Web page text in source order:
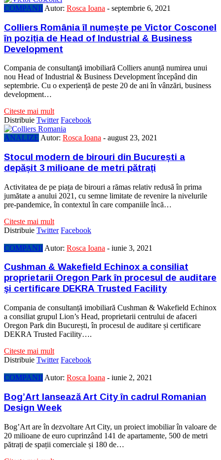
COMPANII Autor: Rosca Ioana - septembrie 6, 2021
Colliers România îl numește pe Victor Cosconel
în poziția de Head of Industrial & Business
Development
Compania de consultanţă imobiliară Colliers anunță numirea unui
nou Head of Industrial & Business Development începând din
septembrie. Cu o experiență de peste 20 de ani în vânzări, business
development…
Citeste mai mult
Distribuie Twitter Facebook
ANALIZE Autor: Rosca Ioana - august 23, 2021
Stocul modern de birouri din București a
depășit 3 milioane de metri pătrați
Activitatea de pe piața de birouri a rămas relativ redusă în prima
jumătate a anului 2021, cu semne limitate de revenire la nivelurile
pre-pandemice, în contextul în care companiile încă…
Citeste mai mult
Distribuie Twitter Facebook
COMPANII Autor: Rosca Ioana - iunie 3, 2021
Cushman & Wakefield Echinox a consiliat
proprietarii Oregon Park în procesul de auditare
şi certificare DEKRA Trusted Facility
Compania de consultanță imobiliară Cushman & Wakefield Echinox
a consiliat grupul Lion’s Head, proprietarii centrului de afaceri
Oregon Park din București, în procesul de auditare și certificare
DEKRA Trusted Facility….
Citeste mai mult
Distribuie Twitter Facebook
COMPANII Autor: Rosca Ioana - iunie 2, 2021
Bog’Art lansează Art City în cadrul Romanian
Design Week
Bog’Art are în dezvoltare Art City, un proiect imobiliar în valoare de
20 milioane de euro cuprinzând 141 de apartamente, 500 de metri
pătrați de spații comerciale și 180 de…